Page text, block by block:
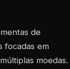
de
focadas em
moedas.